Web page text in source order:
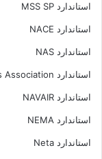
استاندارد MSS SP
استاندارد NACE
استاندارد NAS
استاندارد National Electrical Manufacturers Association
استاندارد NAVAIR
استاندارد NEMA
استاندارد Neta